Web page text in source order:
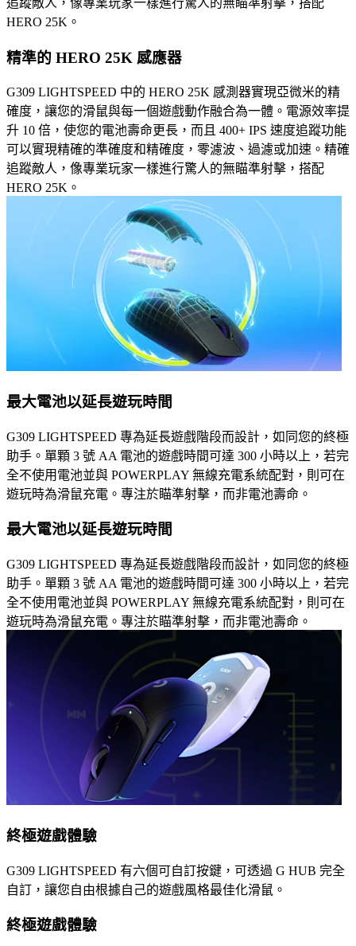
HERO 25K。
精準的 HERO 25K 感應器
G309 LIGHTSPEED 中的 HERO 25K 感測器實現亞微米的精
確度，讓您的滑鼠與每一個遊戲動作融合為一體。電源效率提
升 10 倍，使您的電池壽命更長，而且 400+ IPS 速度追蹤功能
可以實現精確的準確度和精確度，零濾波、過濾或加速。精確
追蹤敵人，像專業玩家一樣進行驚人的無瞄準射擊，搭配
HERO 25K。
最大電池以延長遊玩時間
G309 LIGHTSPEED 專為延長遊戲階段而設計，如同您的終極
助手。單顆 3 號 AA 電池的遊戲時間可達 300 小時以上，若完
全不使用電池並與 POWERPLAY 無線充電系統配對，則可在
遊玩時為滑鼠充電。專注於瞄準射擊，而非電池壽命。
最大電池以延長遊玩時間
G309 LIGHTSPEED 專為延長遊戲階段而設計，如同您的終極
助手。單顆 3 號 AA 電池的遊戲時間可達 300 小時以上，若完
全不使用電池並與 POWERPLAY 無線充電系統配對，則可在
遊玩時為滑鼠充電。專注於瞄準射擊，而非電池壽命。
終極遊戲體驗
G309 LIGHTSPEED 有六個可自訂按鍵，可透過 G HUB 完全
自訂，讓您自由根據自己的遊戲風格最佳化滑鼠。
終極遊戲體驗